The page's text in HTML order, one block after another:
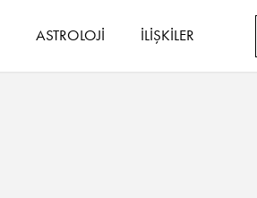
ASTROLOJİ İLİŞKİLER